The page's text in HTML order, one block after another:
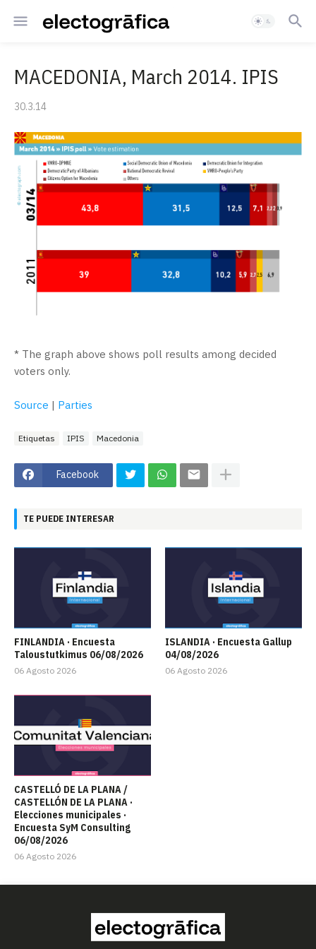
MACEDONIA, March 2014. IPIS
30.3.14
* The graph above shows poll results among decided
voters only.
Source | Parties
Etiquetas IPIS Macedonia
Facebook
TE PUEDE INTERESAR
FINLANDIA · Encuesta
Taloustutkimus 06/08/2026
06 Agosto 2026
ISLANDIA · Encuesta Gallup
04/08/2026
06 Agosto 2026
CASTELLÓ DE LA PLANA /
CASTELLÓN DE LA PLANA ·
Elecciones municipales ·
Encuesta SyM Consulting
06/08/2026
06 Agosto 2026